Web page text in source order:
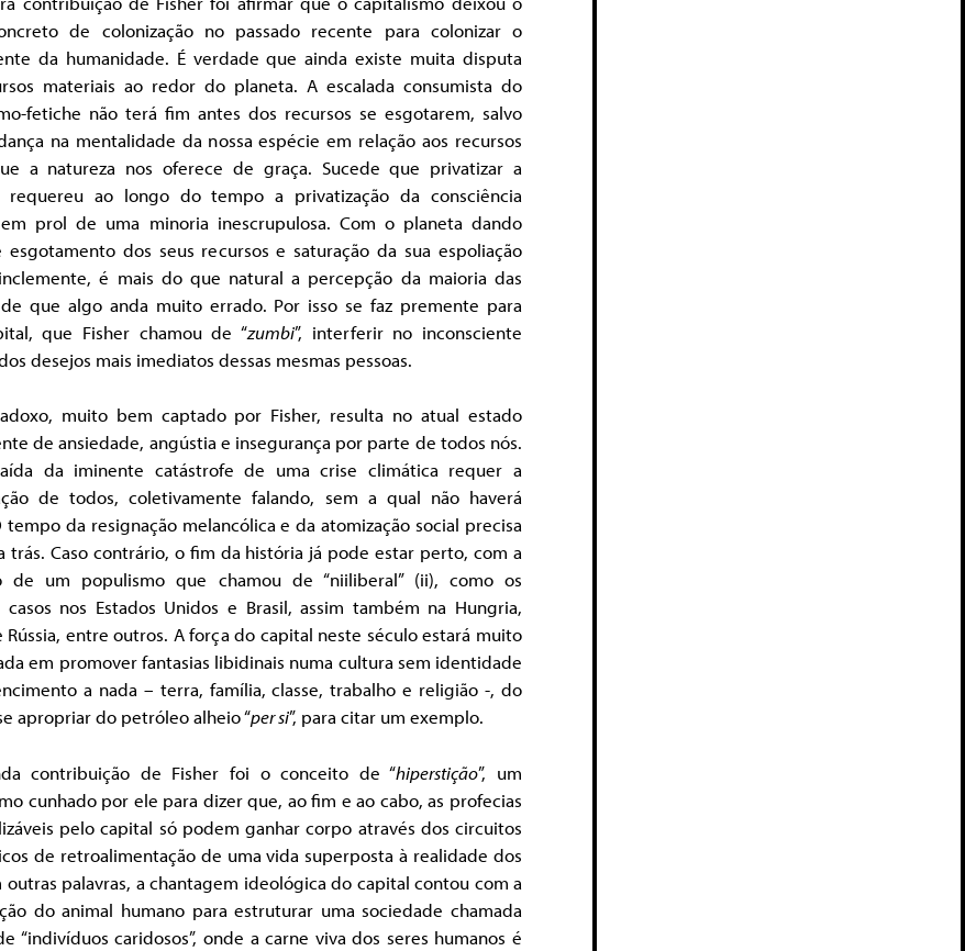
de colonização no passado recente para colonizar o
da humanidade. É verdade que ainda existe muita disputa
materiais ao redor do planeta. A escalada consumista do
fetiche não terá fim antes dos recursos se esgotarem, salvo
na mentalidade da nossa espécie em relação aos recursos
a natureza nos oferece de graça. Sucede que privatizar a
requereu ao longo do tempo a privatização da consciência
prol de uma minoria inescrupulosa. Com o planeta dando
esgotamento dos seus recursos e saturação da sua espoliação
é mais do que natural a percepção da maioria das
de que algo anda muito errado. Por isso se faz premente para
que Fisher chamou de “zumbi”, interferir no inconsciente
desejos mais imediatos dessas mesmas pessoas.
muito bem captado por Fisher, resulta no atual estado
de ansiedade, angústia e insegurança por parte de todos nós.
da iminente catástrofe de uma crise climática requer a
de todos, coletivamente falando, sem a qual não haverá
tempo da resignação melancólica e da atomização social precisa
trás. Caso contrário, o fim da história já pode estar perto, com a
de um populismo que chamou de “niiliberal” (ii), como os
casos nos Estados Unidos e Brasil, assim também na Hungria,
Rússia, entre outros. A força do capital neste século estará muito
em promover fantasias libidinais numa cultura sem identidade
a nada – terra, família, classe, trabalho e religião -, do
apropriar do petróleo alheio “per si”, para citar um exemplo.
contribuição de Fisher foi o conceito de “hiperstição”, um
cunhado por ele para dizer que, ao fim e ao cabo, as profecias
pelo capital só podem ganhar corpo através dos circuitos
de retroalimentação de uma vida superposta à realidade dos
outras palavras, a chantagem ideológica do capital contou com a
do animal humano para estruturar uma sociedade chamada
“indivíduos caridosos”, onde a carne viva dos seres humanos é